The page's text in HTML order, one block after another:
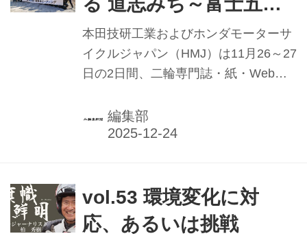
～八ヶ岳麓〜奥多摩
「第32回ホンダ編集長
ミーティング」
本田技研工業およびホンダモーターサ
イクルジャパン（HMJ）は11月26～27
日の2日間、二輪専門誌・紙・Web編
を兼ねたミーティングイベント「第32
回ホンダ編集長ミーティング」を開
約330キロを、CB1000Fを中心とした
ホンダの最新機種とともに楽しんだ。
編集部
vol.53 環境変化に対
応、あるいは挑戦